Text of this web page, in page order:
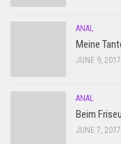
ANAL
Meine
JUNE 9, 2017
ANAL
Beim
JUNE 7, 2017